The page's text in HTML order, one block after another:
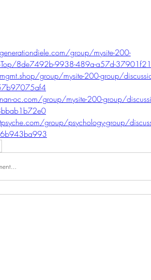
group/mysite-200-
8de7492b-9938-489a-a57d-
group/mysite-200-group/
oc.com/group/mysite-200-group/
group/psychology-group/